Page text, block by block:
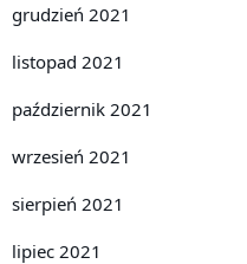
grudzień 2021
listopad 2021
październik 2021
wrzesień 2021
sierpień 2021
lipiec 2021